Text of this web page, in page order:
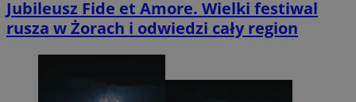
Jubileusz Fide et Amore. Wielki festiwal
rusza w Żorach i odwiedzi cały region